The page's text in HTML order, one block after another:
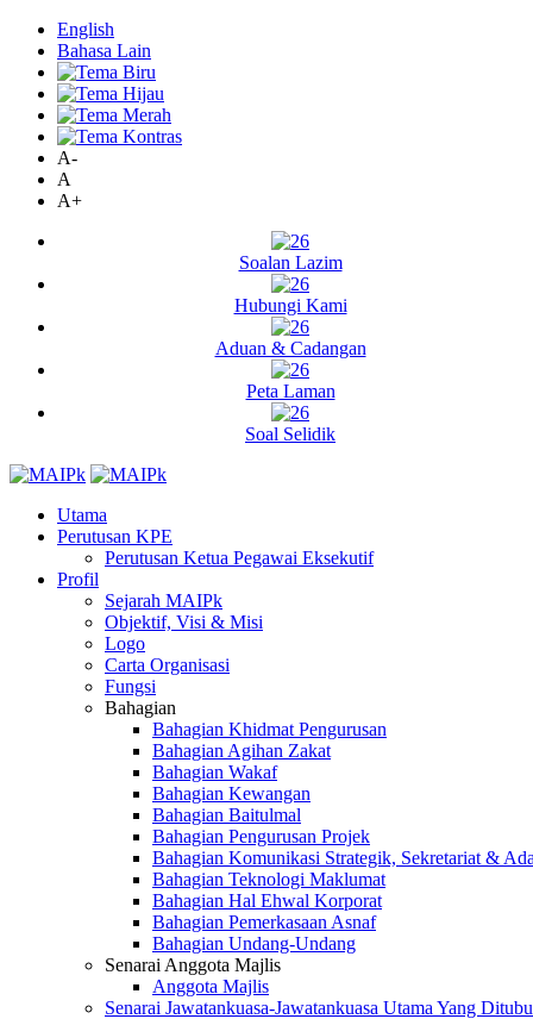
English
Bahasa Lain
A-
A
A+
Soalan Lazim
Hubungi Kami
Aduan & Cadangan
Peta Laman
Soal Selidik
Utama
Perutusan KPE
Perutusan Ketua Pegawai Eksekutif
Profil
Sejarah MAIPk
Objektif, Visi & Misi
Logo
Carta Organisasi
Fungsi
Bahagian
Bahagian Khidmat Pengurusan
Bahagian Agihan Zakat
Bahagian Wakaf
Bahagian Kewangan
Bahagian Baitulmal
Bahagian Pengurusan Projek
Bahagian Komunikasi Strategik, Sekretariat &
Bahagian Teknologi Maklumat
Bahagian Hal Ehwal Korporat
Bahagian Pemerkasaan Asnaf
Bahagian Undang-Undang
Senarai Anggota Majlis
Anggota Majlis
Senarai Jawatankuasa-Jawatankuasa Utama Yang